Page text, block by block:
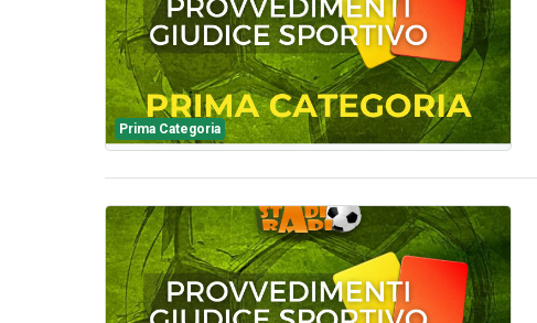
Prima Categoria